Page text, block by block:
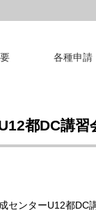
各種申請
都DC講
ンターU12都DC